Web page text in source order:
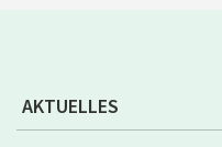
AKTUELLES